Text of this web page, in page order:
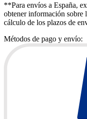
**Para envíos a España,
obtener información sobre
cálculo de los plazos de
Métodos de pago y envío: